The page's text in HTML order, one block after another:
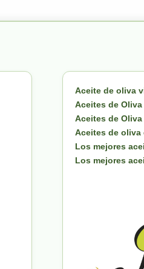
Aceite de oliva
Aceites de Oliva
Aceites de Oliva
Aceites de
Los mejores
Los mejores